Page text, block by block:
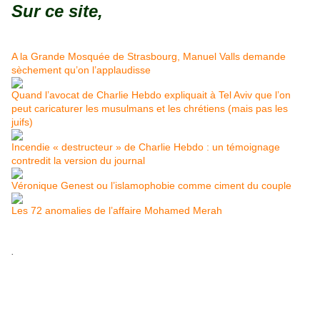
Sur ce site,
A la Grande Mosquée de Strasbourg, Manuel Valls demande
sèchement qu’on l’applaudisse
Quand l’avocat de Charlie Hebdo expliquait à Tel Aviv que l’on
peut caricaturer les musulmans et les chrétiens (mais pas les
juifs)
Incendie « destructeur » de Charlie Hebdo : un témoignage
contredit la version du journal
Véronique Genest ou l’islamophobie comme ciment du couple
Les 72 anomalies de l’affaire Mohamed Merah